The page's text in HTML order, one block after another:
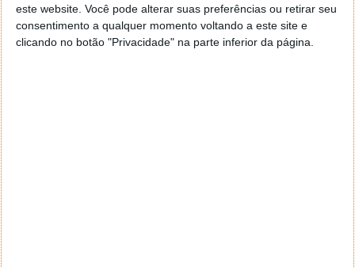
este website. Você pode alterar suas preferências ou retirar seu
consentimento a qualquer momento voltando a este site e
clicando no botão "Privacidade" na parte inferior da página.